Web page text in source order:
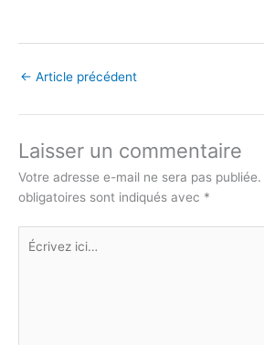
← Article précédent
Laisser un commentaire
Votre adresse e-mail ne sera pas publiée.
obligatoires sont indiqués avec *
Écrivez
ici…